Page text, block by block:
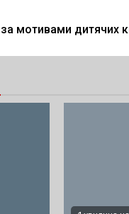
за мотивами дитячих